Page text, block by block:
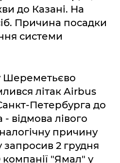
до Казані. На
Причина посадки
системи
Шереметьєво
літак Airbus
Петербурга до
відмова лівого
причину
2 грудня
компанії "Ямал" у